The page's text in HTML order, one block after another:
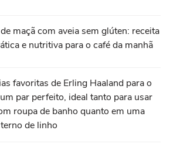
maçã com aveia sem glúten: receita
e nutritiva para o café da manhã
favoritas de Erling Haaland para o
par perfeito, ideal tanto para usar
roupa de banho quanto em uma
de linho